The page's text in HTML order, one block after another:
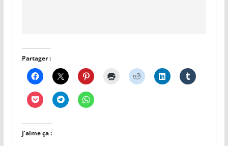
Partager :
J’aime ça :